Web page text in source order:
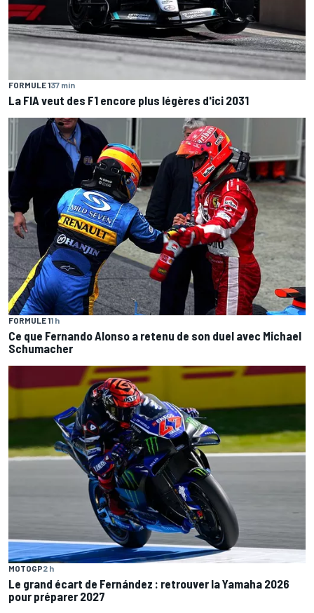
FORMULE 137 min
La FIA veut des F1 encore plus légères d'ici 2031
FORMULE 11 h
Ce que Fernando Alonso a retenu de son duel avec Michael
Schumacher
MOTOGP2 h
Le grand écart de Fernández : retrouver la Yamaha 2026
pour préparer 2027